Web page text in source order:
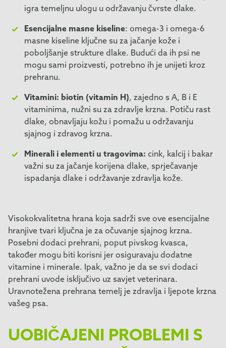
igra temeljnu ulogu u održavanju čvrste dlake.
Esencijalne masne kiseline: omega-3 i omega-6
masne kiseline ključne su za jačanje kože i
poboljšanje strukture dlake. Budući da ih psi ne
mogu sami proizvesti, potrebno ih je unijeti kroz
prehranu.
Vitamini: biotin (vitamin H), zajedno s A, B i E
vitaminima, nužni su za zdravlje krzna. Potiču rast
dlake, obnavljaju kožu i pomažu u održavanju
sjajnog i zdravog krzna.
Minerali i elementi u tragovima: cink, kalcij i bakar
važni su za jačanje korijena dlake, sprječavanje
ispadanja dlake i održavanje zdravlja kože.
Visokokvalitetna hrana koja sadrži sve ove esencijalne
hranjive tvari ključna je za očuvanje sjajnog krzna.
Posebni dodaci prehrani, poput pivskog kvasca,
također mogu biti korisni jer osiguravaju dodatne
vitamine i minerale. Ipak, važno je da se svi dodaci
prehrani uvode isključivo uz savjet veterinara.
Uravnotežena prehrana temelj je zdravlja i ljepote krzna
vašeg psa.
UOBIČAJENI PROBLEMI S